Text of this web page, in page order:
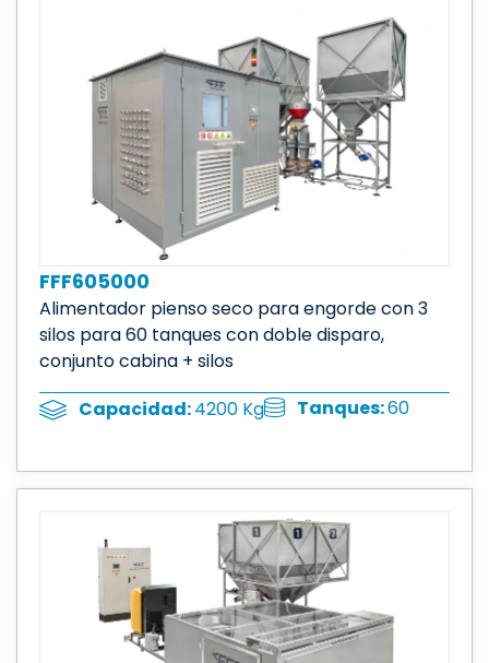
FFF605000
Alimentador pienso seco para engorde con 3
silos para 60 tanques con doble disparo,
conjunto cabina + silos
Capacidad:4200 Kg Tanques:60